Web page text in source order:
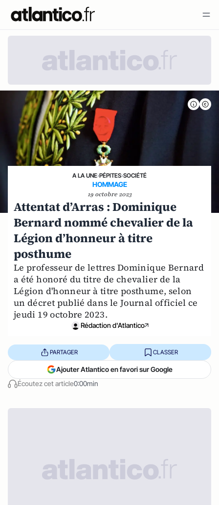
A LA UNE›PÉPITES›SOCIÉTÉ
HOMMAGE
19 octobre 2023
Attentat d’Arras : Dominique
Bernard nommé chevalier de la
Légion d’honneur à titre
posthume
Le professeur de lettres Dominique Bernard
a été honoré du titre de chevalier de la
Légion d'honneur à titre posthume, selon
un décret publié dans le Journal officiel ce
jeudi 19 octobre 2023.
Rédaction d'Atlantico
Écoutez cet article0:00min
PARTAGER CLASSER
Ajouter Atlantico en favori sur Google